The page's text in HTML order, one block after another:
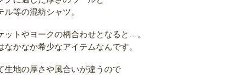
ル等の混紡シャツ。
ットやヨークの柄合わせとなると…。
なかなか希少なアイテムなんです。
生地の厚さや風合いが違うので